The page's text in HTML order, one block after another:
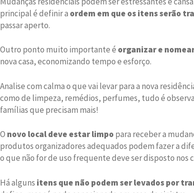
principal é definir a ordem em que os itens serão
passar aperto.
Outro ponto muito importante é organizar e
nova casa, economizando tempo e esforço.
Analise com calma o que vai levar para a nova
como de limpeza, remédios, perfumes, tudo é
famílias que precisam mais!
O novo local deve estar limpo para receber a
produtos organizadores adequados podem fazer a
o que não for de uso frequente deve ser disposto
Há alguns itens que não podem ser levados por